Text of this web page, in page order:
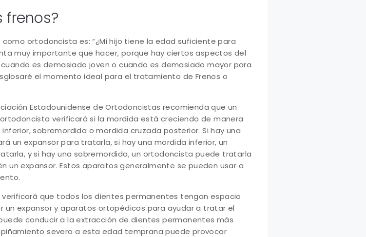
frenos?
ortodoncista es: “¿Mi hijo tiene la edad suficiente para
muy importante que hacer, porque hay ciertos aspectos del
es demasiado joven o cuando es demasiado mayor para
el momento ideal para el tratamiento de Frenos o
Estadounidense de Ortodoncistas recomienda que un
verificará si la mordida está creciendo de manera
sobremordida o mordida cruzada posterior. Si hay una
un expansor para tratarla, si hay una mordida inferior, un
y si hay una sobremordida, un ortodoncista puede tratarla
expansor. Estos aparatos generalmente se pueden usar a
que todos los dientes permanentes tengan espacio
un expansor y aparatos ortopédicos para ayudar a tratar el
conducir a la extracción de dientes permanentes más
severo a esta edad temprana puede provocar